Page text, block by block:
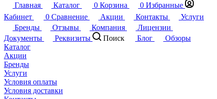
Главная
Каталог 0 Корзина 0 Избранные
Кабинет
0 Сравнение Акции Контакты
Услуги
Бренды
Отзывы Компания
Лицензии
Документы
Реквизиты Поиск Блог
Обзоры
Каталог
Акции
Бренды
Услуги
Условия оплаты
Условия доставки